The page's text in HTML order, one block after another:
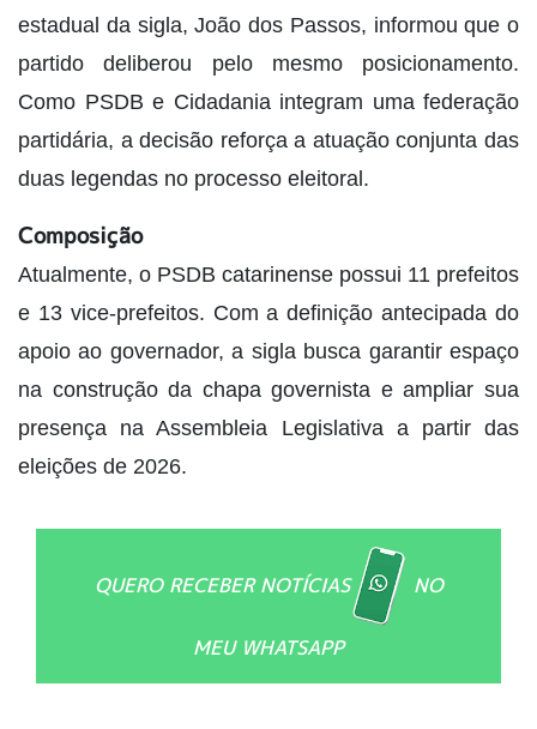
estadual da sigla, João dos Passos, informou que o
partido deliberou pelo mesmo posicionamento.
Como PSDB e Cidadania integram uma federação
partidária, a decisão reforça a atuação conjunta das
duas legendas no processo eleitoral.
Composição
Atualmente, o PSDB catarinense possui 11 prefeitos
e 13 vice-prefeitos. Com a definição antecipada do
apoio ao governador, a sigla busca garantir espaço
na construção da chapa governista e ampliar sua
presença na Assembleia Legislativa a partir das
eleições de 2026.
QUERO RECEBER NOTÍCIAS NO
MEU WHATSAPP